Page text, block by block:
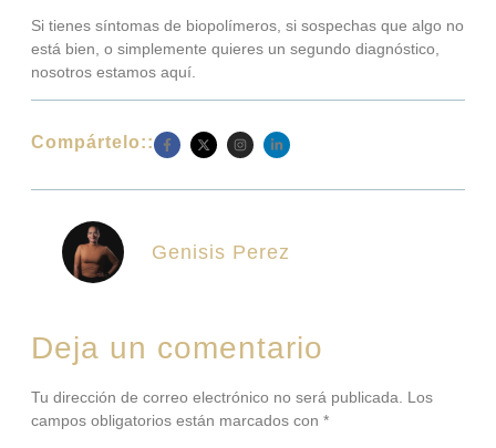
Si tienes síntomas de biopolímeros, si sospechas que algo no
está bien, o simplemente quieres un segundo diagnóstico,
nosotros estamos aquí.
Compártelo::
Genisis Perez
Deja un comentario
Tu dirección de correo electrónico no será publicada. Los
campos obligatorios están marcados con *